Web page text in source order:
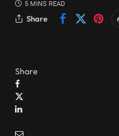
5 MINS READ
Share
Share